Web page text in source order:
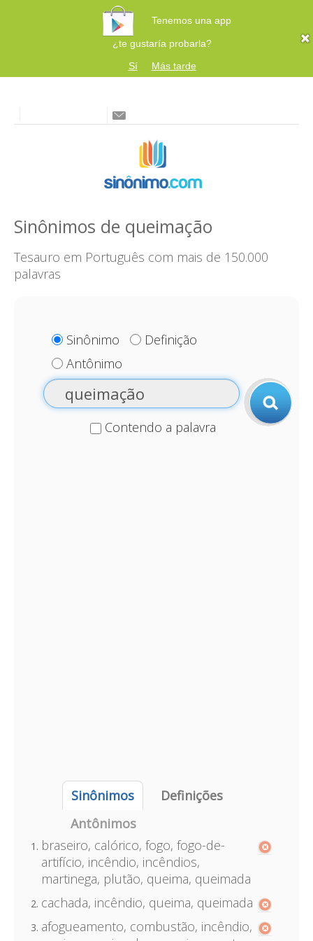
Tenemos una app
¿te gustaría probarla?
Sí
Más tarde
Sinônimos de queimação
Tesauro em Português com mais de 150.000
palavras
Sinônimo
Definição
Antônimo
Contendo a palavra
Sinônimos
Definições
Antônimos
braseiro, calórico, fogo, fogo-de-
artifício, incêndio, incêndios,
martinega, plutão, queima, queimada
cachada, incêndio, queima, queimada
afogueamento, combustão, incêndio,